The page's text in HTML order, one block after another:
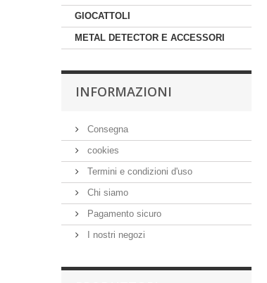
GIOCATTOLI
METAL DETECTOR E ACCESSORI
INFORMAZIONI
Consegna
cookies
Termini e condizioni d'uso
Chi siamo
Pagamento sicuro
I nostri negozi